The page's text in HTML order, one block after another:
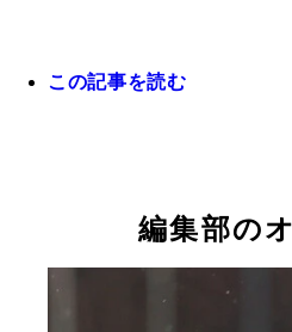
ら練習を開始し、午
けの日々を過ごした
この記事を読む
編集部の